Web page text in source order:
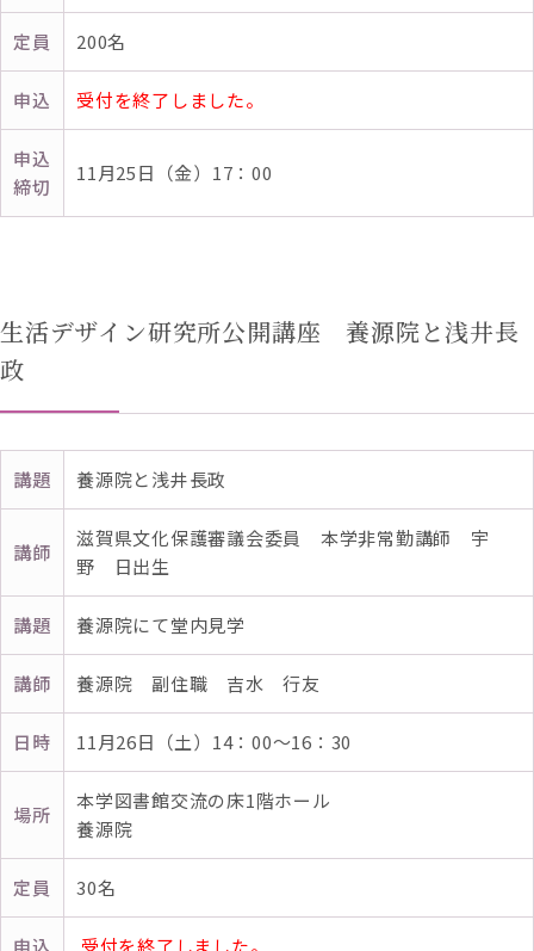
定員 200名
申込 受付を終了しました。
申込
締切
11月25日（金）17：00
生活デザイン研究所公開講座 養源院と浅井長
政
講題 養源院と浅井長政
講師
滋賀県文化保護審議会委員 本学非常勤講師 宇
野 日出生
講題 養源院にて堂内見学
講師 養源院 副住職 吉水 行友
日時 11月26日（土）14：00～16：30
場所
本学図書館交流の床1階ホール
養源院
定員 30名
申込 受付を終了しました。